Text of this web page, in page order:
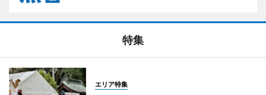
特集
エリア特集